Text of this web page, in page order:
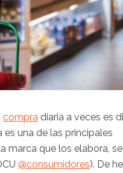
compra diaria a veces es
es una de las principales
marca que los elabora,
@consumidores). De